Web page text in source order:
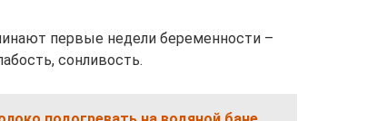
первые недели беременности –
сонливость.